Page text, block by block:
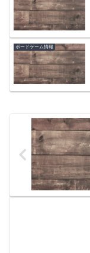
ボードゲーム情報